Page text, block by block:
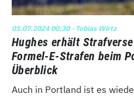
01.07.2024 00:30· Tobias Wirtz
Hughes erhält
Formel-E-Strafen beim
Überblick
Auch in Portland ist es